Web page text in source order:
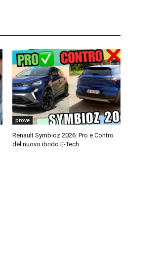
prove
Renault Symbioz 2026: Pro e Contro
del nuovo ibrido E-Tech